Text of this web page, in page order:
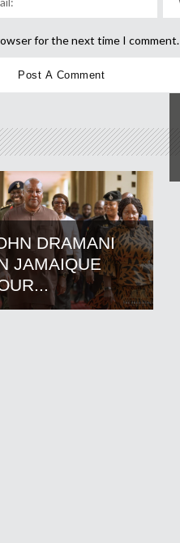
for the next time I comment.
DRAMANI
JAMAIQUE